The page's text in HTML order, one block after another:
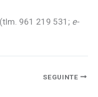
961 219 531; e-
SEGUINTE